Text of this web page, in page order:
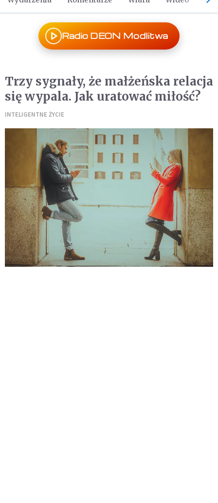
Radio DEON Modlitwa
Trzy sygnały, że małżeńska relacja
się wypala. Jak uratować miłość?
INTELIGENTNE ŻYCIE